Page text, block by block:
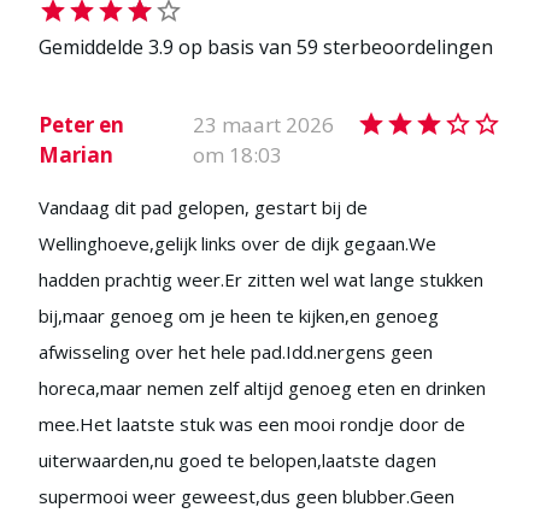
Gemiddelde 3.9 op basis van 59 sterbeoordelingen
Peter en
Marian
23 maart 2026
om 18:03
Vandaag dit pad gelopen, gestart bij de
Wellinghoeve,gelijk links over de dijk gegaan.We
hadden prachtig weer.Er zitten wel wat lange stukken
bij,maar genoeg om je heen te kijken,en genoeg
afwisseling over het hele pad.Idd.nergens geen
horeca,maar nemen zelf altijd genoeg eten en drinken
mee.Het laatste stuk was een mooi rondje door de
uiterwaarden,nu goed te belopen,laatste dagen
supermooi weer geweest,dus geen blubber.Geen